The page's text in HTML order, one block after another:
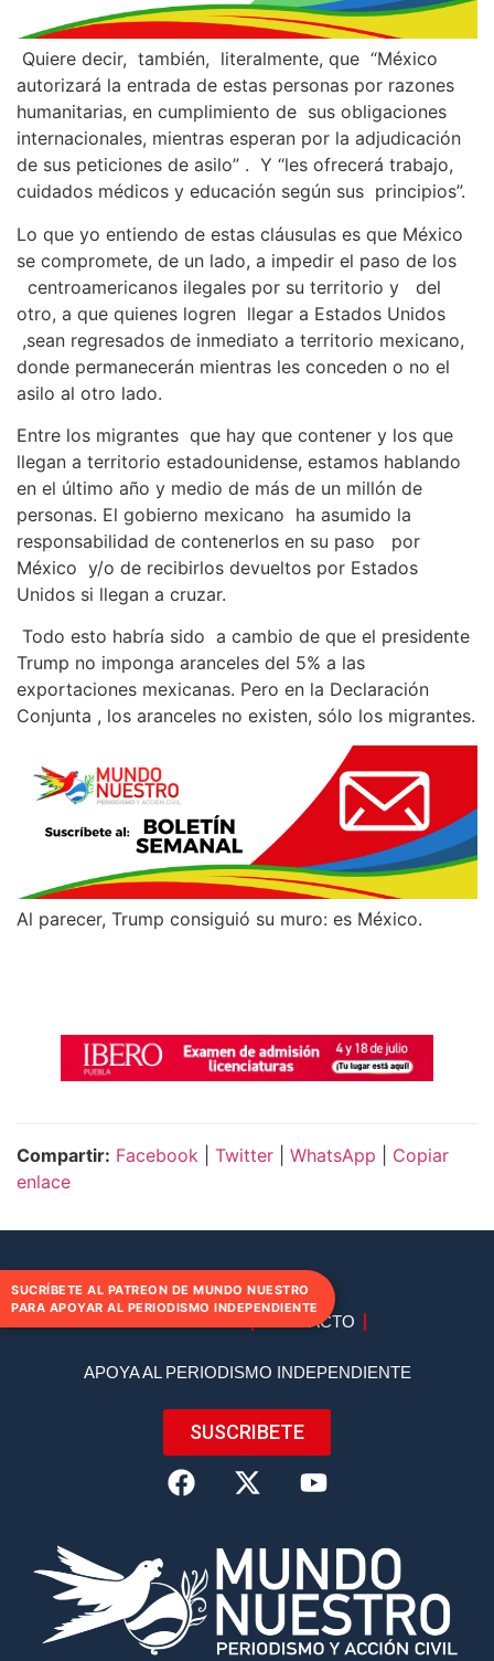
Quiere decir, también, literalmente, que “México
autorizará la entrada de estas personas por razones
humanitarias, en cumplimiento de sus obligaciones
internacionales, mientras esperan por la adjudicación
de sus peticiones de asilo” . Y “les ofrecerá trabajo,
cuidados médicos y educación según sus principios”.
Lo que yo entiendo de estas cláusulas es que México
se compromete, de un lado, a impedir el paso de los
centroamericanos ilegales por su territorio y del
otro, a que quienes logren llegar a Estados Unidos
,sean regresados de inmediato a territorio mexicano,
donde permanecerán mientras les conceden o no el
asilo al otro lado.
Entre los migrantes que hay que contener y los que
llegan a territorio estadounidense, estamos hablando
en el último año y medio de más de un millón de
personas. El gobierno mexicano ha asumido la
responsabilidad de contenerlos en su paso por
México y/o de recibirlos devueltos por Estados
Unidos si llegan a cruzar.
Todo esto habría sido a cambio de que el presidente
Trump no imponga aranceles del 5% a las
exportaciones mexicanas. Pero en la Declaración
Conjunta , los aranceles no existen, sólo los migrantes.
Al parecer, Trump consiguió su muro: es México.
Compartir: Facebook Twitter WhatsApp
Copiar
enlace
CONTACTO
APOYA AL PERIODISMO INDEPENDIENTE
SUSCRIBETE
SUCRÍBETE AL PATREON DE MUNDO NUESTRO
PARA APOYAR AL PERIODISMO INDEPENDIENTE